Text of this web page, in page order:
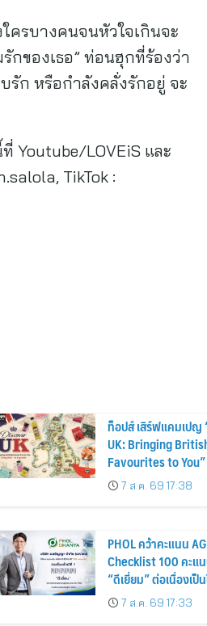
ครบางคนจนหัวใจเกินจะ
กของเธอ” ท่อนฮุกที่ร้องว่า
รัก หรือกำลังคลั่งรักอยู่ จะ
Youtube/LOVEiS และ
TikTok :
ท็อปส์ เสิร์ฟแคมเปญ
UK: Bringing
Favourites to
อร่อยและไอเท็มฮิตจา
อาณาจักร ส่งตรงถึง
7 ส.ค. 69 17:38
PHOL คว้าคะแนน
Checklist 100 คะแ
“ดีเยี่ยม” ต่อเนื่องเป็
การดำเนินธุรกิจตาม
บาล โปร่งใส สร้างคว
7 ส.ค. 69 17:33